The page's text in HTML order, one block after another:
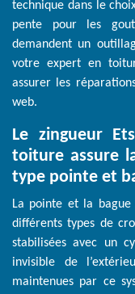
technique dans le
pente pour les
demandent un
votre expert en
assurer les
web.
Le zingueur
toiture assure
type pointe et
La pointe et la
différents types de
stabilisées avec un
invisible de
maintenues par ce